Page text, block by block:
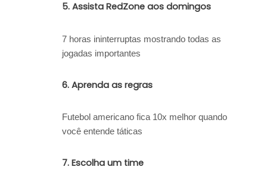
5. Assista RedZone aos domingos
7 horas ininterruptas mostrando todas as
jogadas importantes
6. Aprenda as regras
Futebol americano fica 10x melhor quando
você entende táticas
7. Escolha um time